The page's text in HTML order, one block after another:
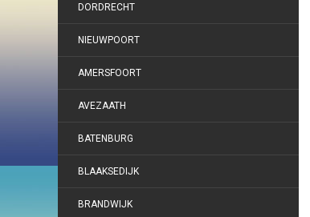
DORDRECHT
NIEUWPOORT
AMERSFOORT
AVEZAATH
BATENBURG
BLAAKSEDIJK
BRANDWIJK